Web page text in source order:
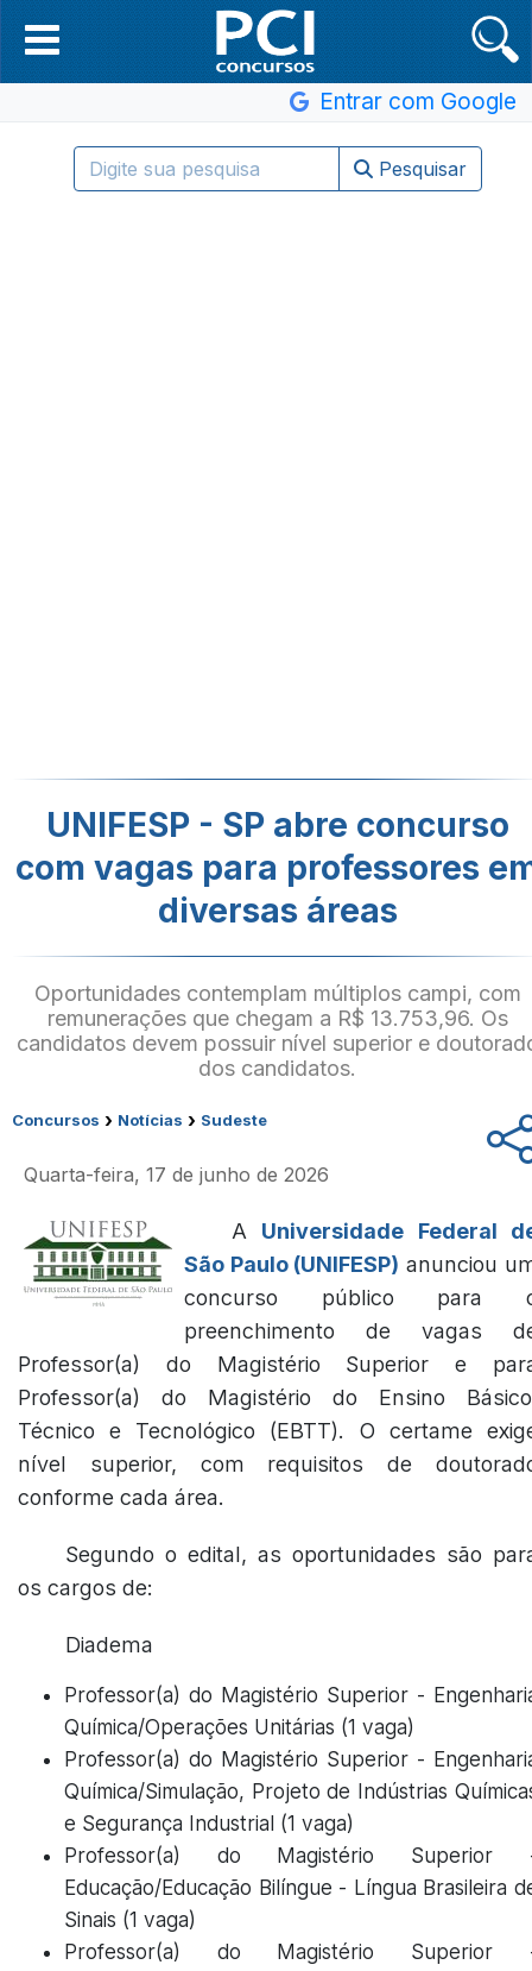
Entrar com Google
Pesquisar
UNIFESP - SP abre concurso
com vagas para professores
diversas áreas
Oportunidades contemplam múltiplos campi, com
remunerações que chegam a R$ 13.753,96. Os
candidatos devem possuir nível superior e
dos candidatos.
Concursos › Notícias › Sudeste
Quarta-feira, 17 de junho de 2026
A Universidade Federal
São Paulo (UNIFESP) anunciou
concurso público para
preenchimento de vagas
Professor(a) do Magistério Superior e
Professor(a) do Magistério do Ensino
Técnico e Tecnológico (EBTT). O certame
nível superior, com requisitos de
conforme cada área.
Segundo o edital, as oportunidades são
os cargos de:
Diadema
Professor(a) do Magistério Superior -
Química/Operações Unitárias (1 vaga)
Professor(a) do Magistério Superior -
Química/Simulação, Projeto de Indústrias
e Segurança Industrial (1 vaga)
Professor(a) do Magistério Superior
Educação/Educação Bilíngue - Língua Brasileira
Sinais (1 vaga)
Professor(a) do Magistério Superior